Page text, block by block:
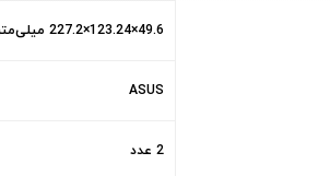
49.6×123.24×227.2 میلی‌متر
ASUS
2 عدد